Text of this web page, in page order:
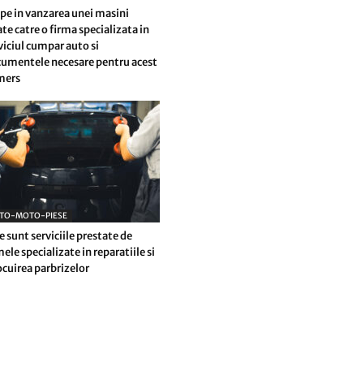
in vanzarea unei masini
catre o firma specializata in
cumpar auto si
necesare pentru acest
MOTO-PIESE
sunt serviciile prestate de
specializate in reparatiile si
parbrizelor